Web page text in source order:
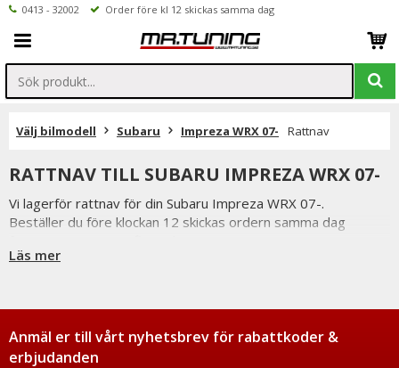
0413 - 32002 Order före kl 12 skickas samma dag
Välj bilmodell Subaru Impreza WRX 07- Rattnav
RATTNAV TILL SUBARU IMPREZA WRX 07-
Vi lagerför rattnav för din Subaru Impreza WRX 07-.
Beställer du före klockan 12 skickas ordern samma dag
Vi på Mr Tuning har själva ett stort intresse för bilstyling &
får du gärna kontakta oss då vi själva har ett brinnande
intresse för bilstyling & biltuning och svarar gladeligen på era
Läs mer
Anmäl er till vårt nyhetsbrev för rabattkoder &
erbjudanden